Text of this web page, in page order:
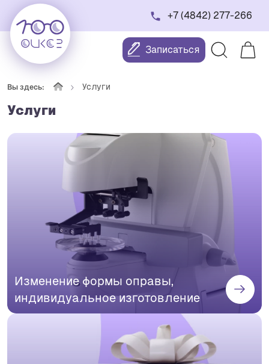
+7 (4842) 277-266
Записаться
Вы здесь: Услуги
Услуги
Изменение формы оправы,
индивидуальное изготовление